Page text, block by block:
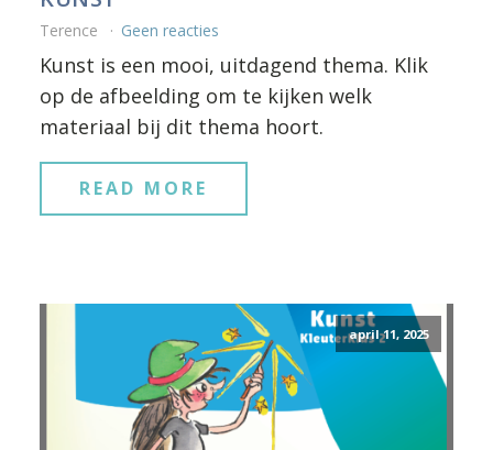
Terence Geen reacties
Kunst is een mooi, uitdagend thema. Klik
op de afbeelding om te kijken welk
materiaal bij dit thema hoort.
READ MORE
april 11, 2025